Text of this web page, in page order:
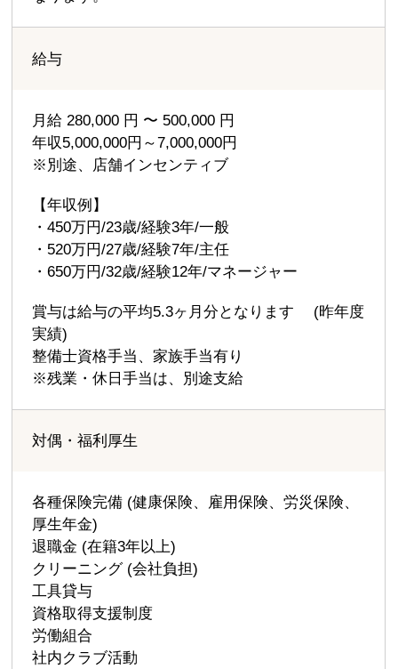
給与
月給 280,000 円 〜 500,000 円
年収5,000,000円～7,000,000円
※別途、店舗インセンティブ
【年収例】
・450万円/23歳/経験3年/一般
・520万円/27歳/経験7年/主任
・650万円/32歳/経験12年/マネージャー
賞与は給与の平均5.3ヶ月分となります (昨年度
実績)
整備士資格手当、家族手当有り
※残業・休日手当は、別途支給
対偶・福利厚生
各種保険完備 (健康保険、雇用保険、労災保険、
厚生年金)
退職金 (在籍3年以上)
クリーニング (会社負担)
工具貸与
資格取得支援制度
労働組合
社内クラブ活動